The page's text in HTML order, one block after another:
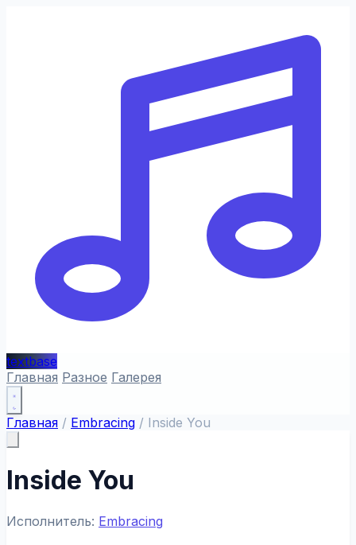
textbase
Главная Разное Галерея
Главная / Embracing / Inside You
Inside You
Исполнитель: Embracing